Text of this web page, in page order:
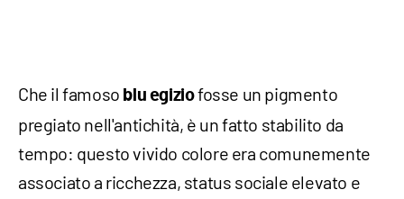
Che il famoso blu egiziofosse un pigmento
pregiato nell'antichità, è un fatto stabilito da
tempo: questo vivido colore era comunemente
associato a ricchezza, status sociale elevato e